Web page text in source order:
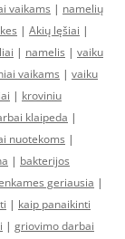
vaikams | namelių
| Akių lęšiai |
| namelis | vaiku
vaikams | vaiku
| kroviniu
klaipeda |
nuotekoms |
| bakterijos
geriausia |
| kaip panaikinti
| griovimo darbai